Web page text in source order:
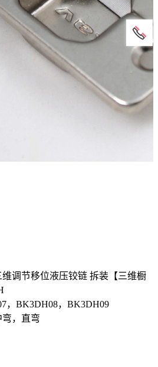
调节移位液压铰链 拆装【三维橱
，BK3DH08，BK3DH09
，直弯